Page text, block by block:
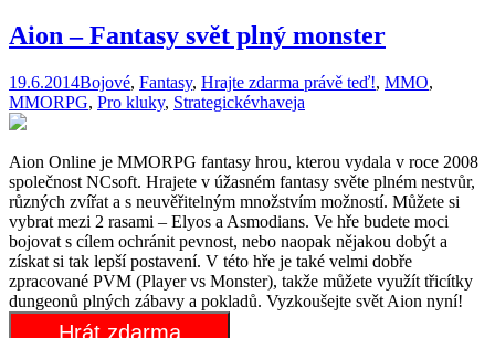
Aion – Fantasy svět plný monster
19.6.2014Bojové, Fantasy, Hrajte zdarma právě teď!, MMO,
MMORPG, Pro kluky, Strategickévhaveja
Aion Online je MMORPG fantasy hrou, kterou vydala v roce 2008
společnost NCsoft. Hrajete v úžasném fantasy světe plném nestvůr,
různých zvířat a s neuvěřitelným množstvím možností. Můžete si
vybrat mezi 2 rasami – Elyos a Asmodians. Ve hře budete moci
bojovat s cílem ochránit pevnost, nebo naopak nějakou dobýt a
získat si tak lepší postavení. V této hře je také velmi dobře
zpracované PVM (Player vs Monster), takže můžete využít třicítky
dungeonů plných zábavy a pokladů. Vyzkoušejte svět Aion nyní!
Hrát zdarma